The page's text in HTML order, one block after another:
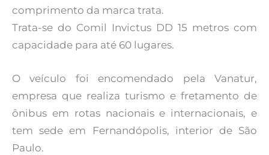
comprimento da marca trata.
Trata-se do Comil Invictus DD 15 metros com
capacidade para até 60 lugares.
O veículo foi encomendado pela Vanatur,
empresa que realiza turismo e fretamento de
ônibus em rotas nacionais e internacionais, e
tem sede em Fernandópolis, interior de São
Paulo.